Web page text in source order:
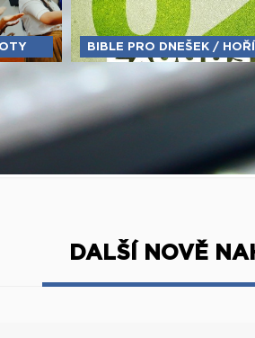
BIBLE PRO DNEŠEK /
DALŠÍ NOVĚ